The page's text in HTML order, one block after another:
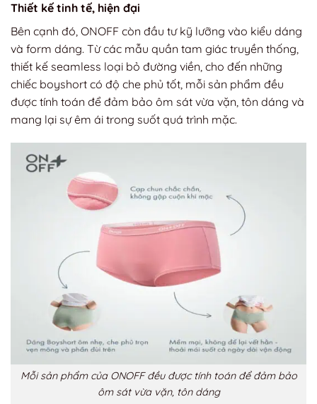
Thiết kế tinh tế, hiện đại
Bên cạnh đó, ONOFF còn đầu tư kỹ lưỡng vào kiểu dáng
và form dáng. Từ các mẫu quần tam giác truyền thống,
thiết kế seamless loại bỏ đường viền, cho đến những
chiếc boyshort có độ che phủ tốt, mỗi sản phẩm đều
được tính toán để đảm bảo ôm sát vừa vặn, tôn dáng và
mang lại sự êm ái trong suốt quá trình mặc.
Mỗi sản phẩm của ONOFF đều được tính toán để đảm bảo
ôm sát vừa vặn, tôn dáng